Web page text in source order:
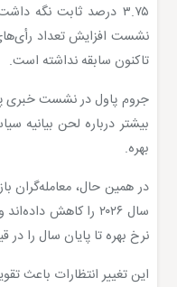
۳.۷۵ درصد ثابت نگه
تاکنون سابقه نداشته است.
جروم پاول در نشست خبری
بیشتر درباره لحن بیانیه
بهره.
در همین حال، معامله‌گران
نرخ بهره تا پایان سال را
این تغییر انتظارات باعث